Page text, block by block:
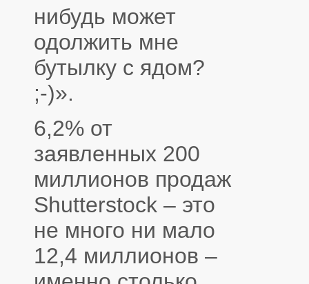
нибудь может
одолжить мне
бутылку с ядом?
;-)».
6,2% от
заявленных 200
миллионов продаж
Shutterstock – это
не много ни мало
12,4 миллионов –